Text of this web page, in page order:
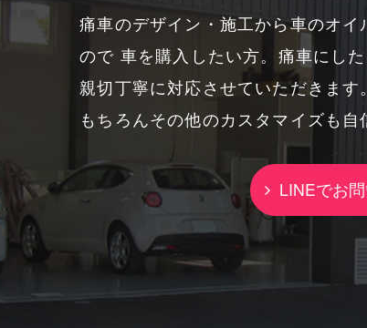
痛車のデザイン・施工から車のオ
ので 車を購入したい方。痛車にし
親切丁寧に対応させていただきます。
もちろんその他のカスタマイズも自
LINEでお